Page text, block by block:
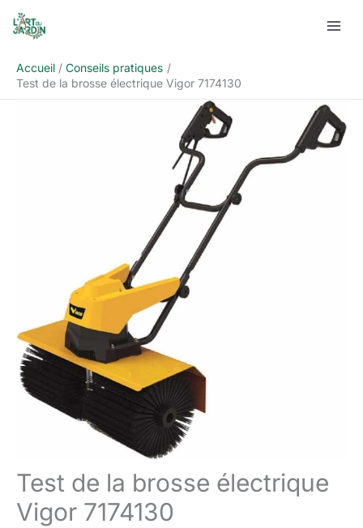
Aller
Accueil
Conseils pratiques
Test de la brosse électrique Vigor 7174130
Test de la brosse électrique
Vigor 7174130
Rechercher